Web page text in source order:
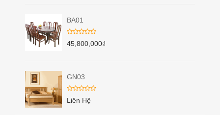
BA01
45,800,000₫
GN03
Liên Hệ